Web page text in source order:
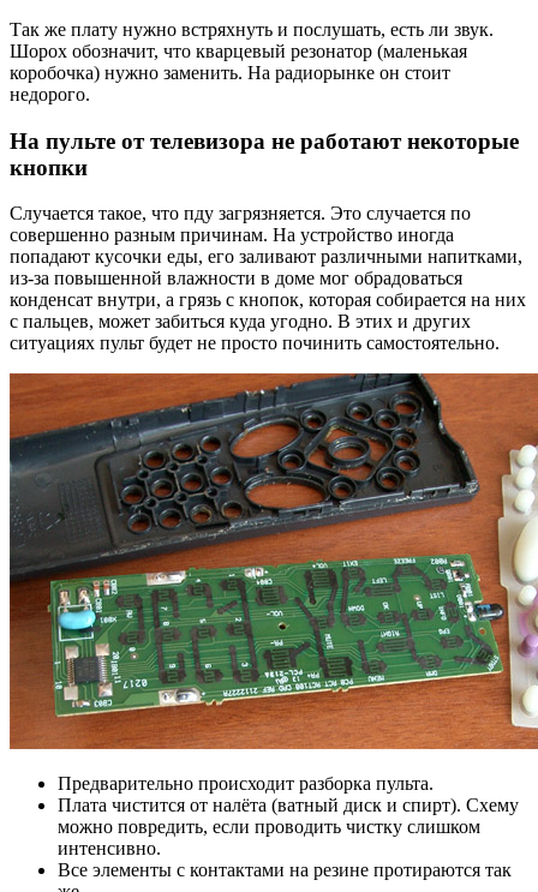
Так же плату нужно встряхнуть и послушать, есть ли звук.
Шорох обозначит, что кварцевый резонатор (маленькая
коробочка) нужно заменить. На радиорынке он стоит
недорого.
На пульте от телевизора не работают некоторые
кнопки
Случается такое, что пду загрязняется. Это случается по
совершенно разным причинам. На устройство иногда
попадают кусочки еды, его заливают различными напитками,
из-за повышенной влажности в доме мог обрадоваться
конденсат внутри, а грязь с кнопок, которая собирается на них
с пальцев, может забиться куда угодно. В этих и других
ситуациях пульт будет не просто починить самостоятельно.
Предварительно происходит разборка пульта.
Плата чистится от налёта (ватный диск и спирт). Схему
можно повредить, если проводить чистку слишком
интенсивно.
Все элементы с контактами на резине протираются так